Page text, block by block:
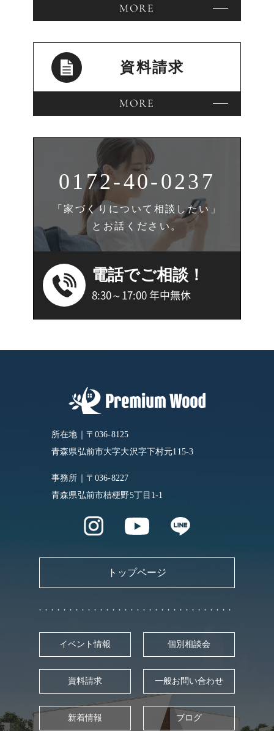
MORE
資料請求
MORE
電話でご相談！
8:30～17:00 年中無休
0172-40-0237
「家づくりについて相談したい」
とお話ください。
所在地｜〒036-8125
青森県弘前市大字大沢字下村元115-3
事務所｜〒036-8227
青森県弘前市桔梗野5丁目1-1
トップページ
イベント情報 個別相談会
資料請求 一般お問い合わせ
新着情報 ブログ